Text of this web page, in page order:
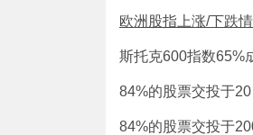
欧洲股指上涨/下跌
斯托克600指数65%
84%的股票交投于
84%的股票交投于